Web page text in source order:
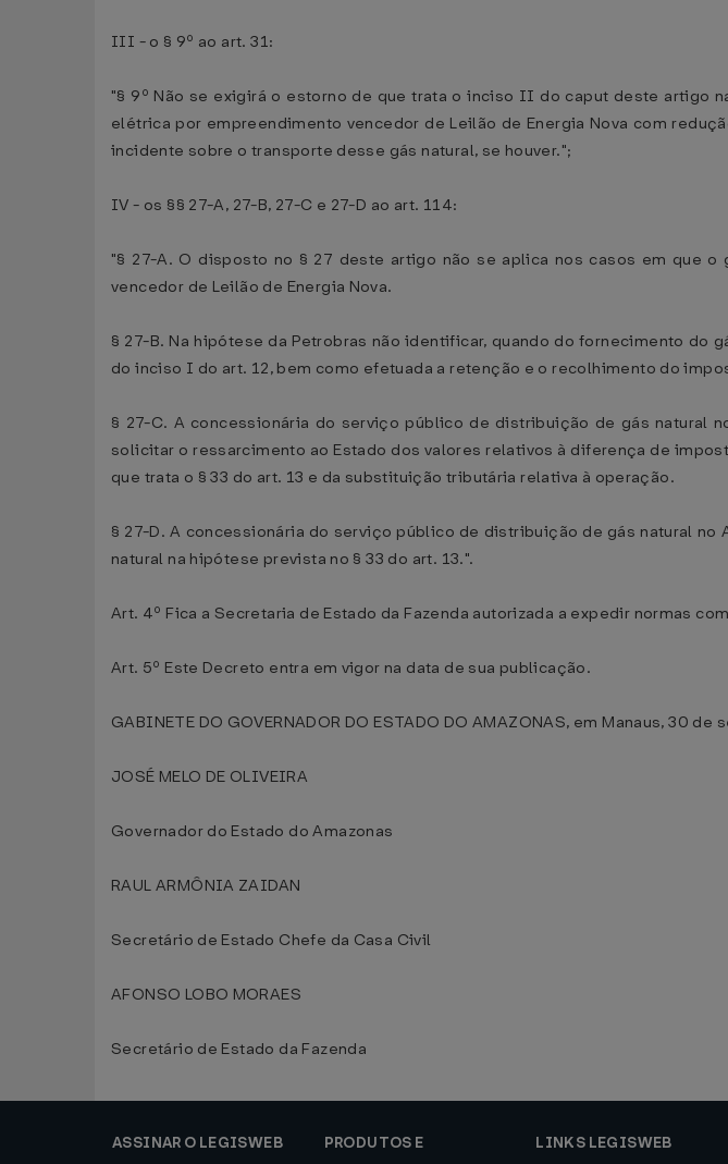
III - o § 9º ao art. 31:
"§ 9º Não se exigirá o estorno de que trata o inciso II do caput deste artigo
elétrica por empreendimento vencedor de Leilão de Energia Nova com
incidente sobre o transporte desse gás natural, se houver.";
IV - os §§ 27-A, 27-B, 27-C e 27-D ao art. 114:
"§ 27-A. O disposto no § 27 deste artigo não se aplica nos casos em que
vencedor de Leilão de Energia Nova.
§ 27-B. Na hipótese da Petrobras não identificar, quando do fornecimento do
do inciso I do art. 12, bem como efetuada a retenção e o recolhimento do
§ 27-C. A concessionária do serviço público de distribuição de gás natural
solicitar o ressarcimento ao Estado dos valores relativos à diferença de
que trata o § 33 do art. 13 e da substituição tributária relativa à operação.
§ 27-D. A concessionária do serviço público de distribuição de gás natural
natural na hipótese prevista no § 33 do art. 13.".
Art. 4º Fica a Secretaria de Estado da Fazenda autorizada a expedir normas
Art. 5º Este Decreto entra em vigor na data de sua publicação.
GABINETE DO GOVERNADOR DO ESTADO DO AMAZONAS, em Manaus, 30
JOSÉ MELO DE OLIVEIRA
Governador do Estado do Amazonas
RAUL ARMÔNIA ZAIDAN
Secretário de Estado Chefe da Casa Civil
AFONSO LOBO MORAES
Secretário de Estado da Fazenda
ASSINAR O LEGISWEB PRODUTOS E LINKS LEGISWEB